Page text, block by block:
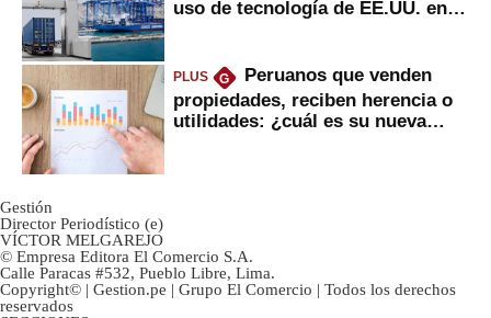
uso de tecnología de EE.UU. en
PLUS G
Peruanos que venden
propiedades, reciben herencia o
utilidades: ¿cuál es su nueva
Gestión
Director Periodístico (e)
VÍCTOR MELGAREJO
© Empresa Editora El Comercio S.A.
Calle Paracas #532, Pueblo Libre, Lima.
Copyright© | Gestion.pe | Grupo El Comercio | Todos los derechos
reservados